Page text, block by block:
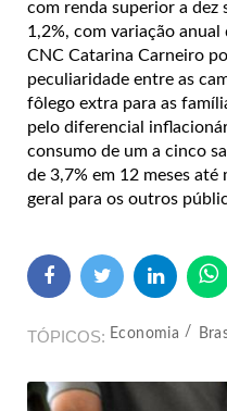
com renda superior a dez
1,2%, com variação anual
CNC Catarina Carneiro
peculiaridade entre as
fôlego extra para as
pelo diferencial
consumo de um a cinco
de 3,7% em 12 meses
geral para os outros
TÓPICOS Economia